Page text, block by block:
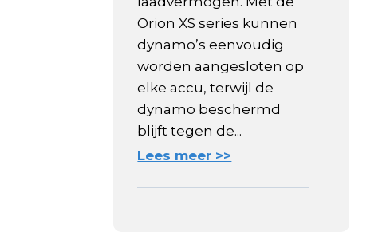
Orion XS series kunnen
dynamo’s eenvoudig
worden aangesloten op
elke accu, terwijl de
dynamo beschermd
blijft tegen de...
Lees meer >>